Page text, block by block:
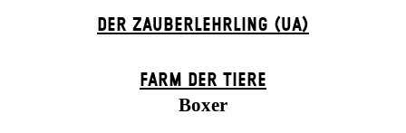
DER ZAUBER­LEHRLING (UA)
FARM DER TIERE
Boxer